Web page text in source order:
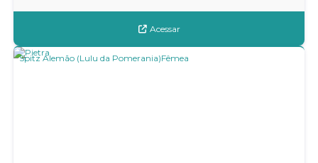
Acessar
Spitz Alemão (Lulu da Pomerania)Fêmea